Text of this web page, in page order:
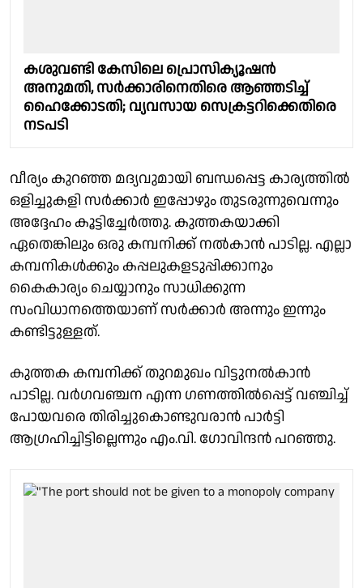
കശുവണ്ടി കേസിലെ പ്രൊസിക്യൂഷന്‍
അനുമതി, സര്‍ക്കാരിനെതിരെ ആഞ്ഞടിച്ച്
ഹൈക്കോടതി; വ്യവസായ സെക്രട്ടറിക്കെതിരെ
നടപടി
വീര്യം കുറഞ്ഞ മദ്യവുമായി ബന്ധപ്പെട്ട കാര്യത്തിൽ
ഒളിച്ചുകളി സർക്കാർ ഇപ്പോഴും തുടരുന്നുവെന്നും
അദ്ദേഹം കൂട്ടിച്ചേർത്തു. കുത്തകയാക്കി
ഏതെങ്കിലും ഒരു കമ്പനിക്ക് നൽകാൻ പാടില്ല. എല്ലാ
കമ്പനികൾക്കും കപ്പലുകളടുപ്പിക്കാനും
കൈകാര്യം ചെയ്യാനും സാധിക്കുന്ന
സംവിധാനത്തെയാണ് സർക്കാർ അന്നും ഇന്നും
കണ്ടിട്ടുള്ളത്.
കുത്തക കമ്പനിക്ക് തുറമുഖം വിട്ടുനൽകാൻ
പാടില്ല. വർഗവഞ്ചന എന്ന ഗണത്തിൽപ്പെട്ട് വഞ്ചിച്ച്
പോയവരെ തിരിച്ചുകൊണ്ടുവരാൻ പാർട്ടി
ആഗ്രഹിച്ചിട്ടില്ലെന്നും എം.വി. ഗോവിന്ദൻ പറഞ്ഞു.